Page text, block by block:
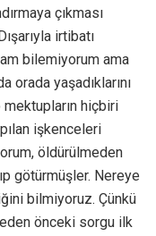
çıkması
irtibatı
bilemiyorum ama
orada yaşadıklarını
mektupların hiçbiri
işkenceleri
öldürülmeden
götürmüşler. Nereye
bilmiyoruz. Çünkü
önceki sorgu ilk